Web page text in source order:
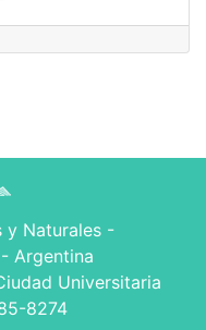
y Naturales -
Argentina
Universitaria
8274